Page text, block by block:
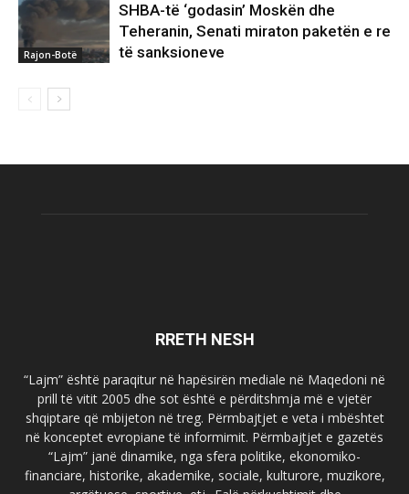
Rajon-Botë
SHBA-të ‘godasin’ Moskën dhe
Teheranin, Senati miraton paketën e re
të sanksioneve
RRETH NESH
“Lajm” është paraqitur në hapësirën mediale në Maqedoni në
prill të vitit 2005 dhe sot është e përditshmja më e vjetër
shqiptare që mbijeton në treg. Përmbajtjet e veta i mbështet
në konceptet evropiane të informimit. Përmbajtjet e gazetës
“Lajm” janë dinamike, nga sfera politike, ekonomiko-
financiare, historike, akademike, sociale, kulturore, muzikore,